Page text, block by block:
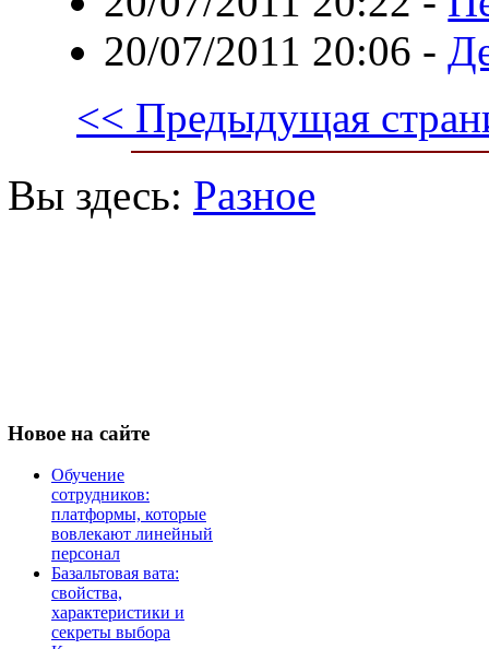
20/07/2011 20:06 -
<< Предыдущая
Вы здесь: Разное
Новое на сайте
Обучение
сотрудников:
платформы, которые
вовлекают линейный
персонал
Базальтовая вата:
свойства,
характеристики и
секреты выбора